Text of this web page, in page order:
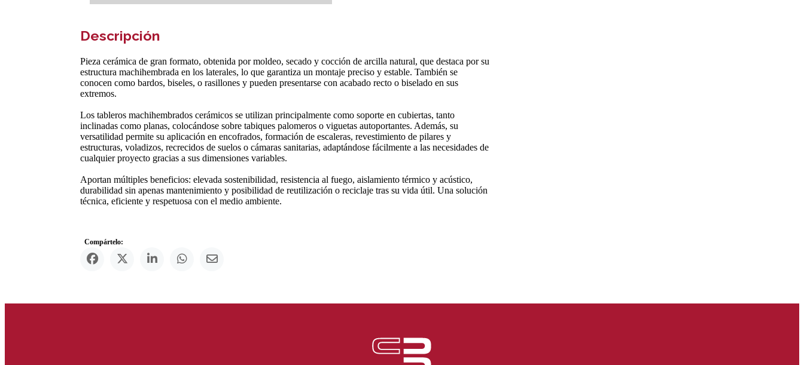
Descripción
Pieza cerámica de gran formato, obtenida por moldeo, secado y cocción de arcilla natural, que destaca por su
estructura machihembrada en los laterales, lo que garantiza un montaje preciso y estable. También se
conocen como bardos, biseles, o rasillones y pueden presentarse con acabado recto o biselado en sus
extremos.
Los tableros machihembrados cerámicos se utilizan principalmente como soporte en cubiertas, tanto
inclinadas como planas, colocándose sobre tabiques palomeros o viguetas autoportantes. Además, su
versatilidad permite su aplicación en encofrados, formación de escaleras, revestimiento de pilares y
estructuras, voladizos, recrecidos de suelos o cámaras sanitarias, adaptándose fácilmente a las necesidades de
cualquier proyecto gracias a sus dimensiones variables.
Aportan múltiples beneficios: elevada sostenibilidad, resistencia al fuego, aislamiento térmico y acústico,
durabilidad sin apenas mantenimiento y posibilidad de reutilización o reciclaje tras su vida útil. Una solución
técnica, eficiente y respetuosa con el medio ambiente.
Compártelo: